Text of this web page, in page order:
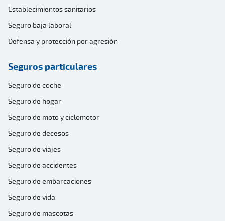
Establecimientos sanitarios
Seguro baja laboral
Defensa y protección por agresión
Seguros particulares
Seguro de coche
Seguro de hogar
Seguro de moto y ciclomotor
Seguro de decesos
Seguro de viajes
Seguro de accidentes
Seguro de embarcaciones
Seguro de vida
Seguro de mascotas